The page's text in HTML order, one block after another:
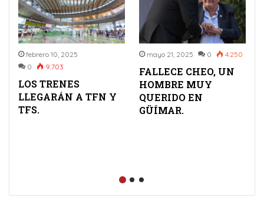
febrero 10, 2025
0
9.703
LOS TRENES
LLEGARÁN A TFN Y
TFS.
mayo 21, 2025 0 4.250
FALLECE CHEO, UN
HOMBRE MUY
QUERIDO EN
GÜÍMAR.